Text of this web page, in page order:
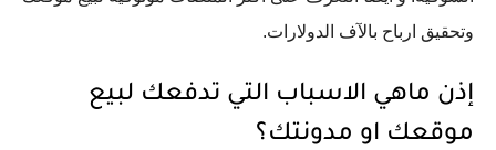
وتحقيق ارباح بالآف الدولارات.
إذن ماهي الاسباب التي تدفعك لبيع
موقعك او مدونتك؟